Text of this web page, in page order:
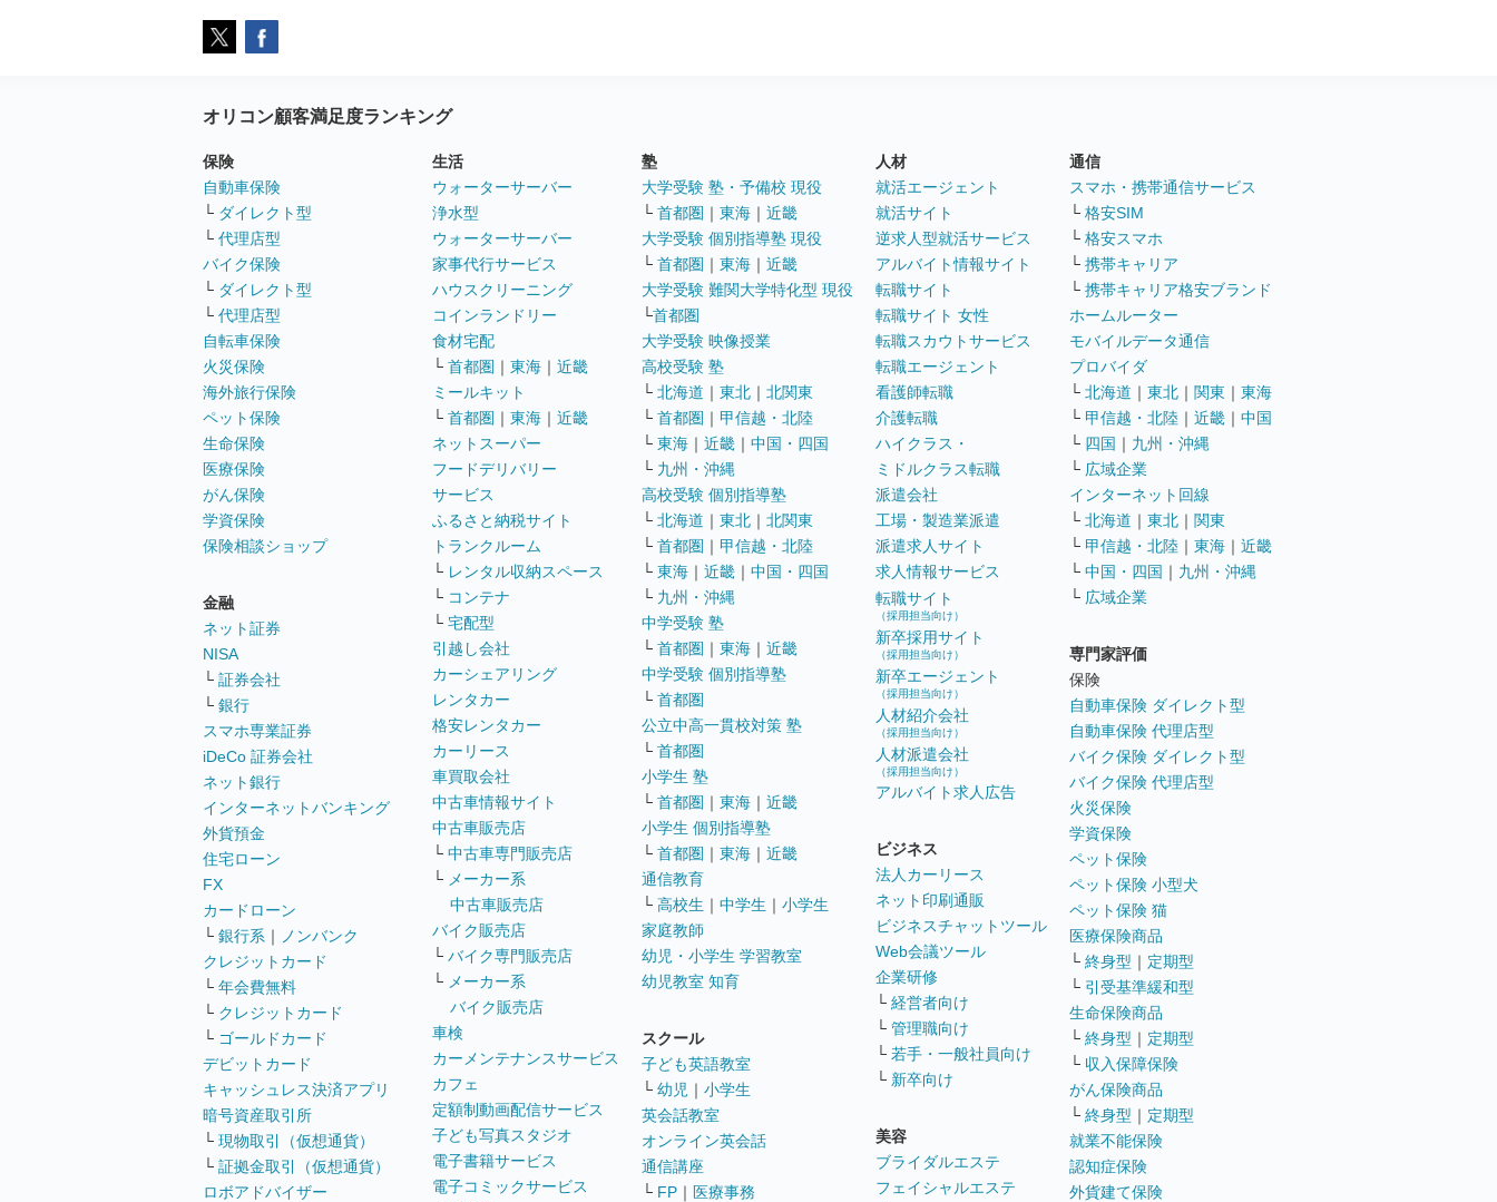
オリコン顧客満足度ランキング
保険
自動車保険
└ ダイレクト型
└ 代理店型
バイク保険
└ ダイレクト型
└ 代理店型
自転車保険
火災保険
海外旅行保険
ペット保険
生命保険
医療保険
がん保険
学資保険
保険相談ショップ
金融
ネット証券
NISA
└ 証券会社
└ 銀行
スマホ専業証券
iDeCo 証券会社
ネット銀行
インターネットバンキング
外貨預金
住宅ローン
FX
カードローン
└ 銀行系 ｜
ノンバンク
クレジットカード
└ 年会費無料
└ クレジットカード
└ ゴールドカード
デビットカード
キャッシュレス決済アプリ
暗号資産取引所
└ 現物取引（仮想通貨）
└ 証拠金取引（仮想通貨）
ロボアドバイザー
生活
ウォーターサーバー
浄水型
ウォーターサーバー
家事代行サービス
ハウスクリーニング
コインランドリー
食材宅配
└ 首都圏 ｜ 東海 ｜ 近畿
ミールキット
└ 首都圏 ｜ 東海 ｜ 近畿
ネットスーパー
フードデリバリー
サービス
ふるさと納税サイト
トランクルーム
└ レンタル収納スペース
└ コンテナ
└ 宅配型
引越し会社
カーシェアリング
レンタカー
格安レンタカー
カーリース
車買取会社
中古車情報サイト
中古車販売店
└ 中古車専門販売店
└ メーカー系
中古車販売店
バイク販売店
└ バイク専門販売店
└ メーカー系
バイク販売店
車検
カーメンテナンスサービス
カフェ
定額制動画配信サービス
子ども写真スタジオ
電子書籍サービス
電子コミックサービス
塾
大学受験 塾・予備校 現役
└ 首都圏 ｜ 東海 ｜ 近畿
大学受験 個別指導塾 現役
└ 首都圏 ｜ 東海 ｜ 近畿
大学受験 難関大学特化型 現役
└首都圏
大学受験 映像授業
高校受験 塾
└ 北海道 ｜ 東北 ｜ 北関東
└ 首都圏 ｜ 甲信越・北陸
└ 東海 ｜ 近畿 ｜ 中国・四国
└ 九州・沖縄
高校受験 個別指導塾
└ 北海道 ｜ 東北 ｜ 北関東
└ 首都圏 ｜ 甲信越・北陸
└ 東海 ｜ 近畿 ｜ 中国・四国
└ 九州・沖縄
中学受験 塾
└ 首都圏 ｜ 東海 ｜ 近畿
中学受験 個別指導塾
└ 首都圏
公立中高一貫校対策 塾
└ 首都圏
小学生 塾
└ 首都圏 ｜ 東海 ｜ 近畿
小学生 個別指導塾
└ 首都圏 ｜ 東海 ｜ 近畿
通信教育
└ 高校生 ｜ 中学生 ｜ 小学生
家庭教師
幼児・小学生 学習教室
幼児教室 知育
スクール
子ども英語教室
└ 幼児 ｜ 小学生
英会話教室
オンライン英会話
通信講座
└ FP ｜ 医療事務
人材
就活エージェント
就活サイト
逆求人型就活サービス
アルバイト情報サイト
転職サイト
転職サイト 女性
転職スカウトサービス
転職エージェント
看護師転職
介護転職
ハイクラス・
ミドルクラス転職
派遣会社
工場・製造業派遣
派遣求人サイト
求人情報サービス
転職サイト
（採用担当向け）
新卒採用サイト
（採用担当向け）
新卒エージェント
（採用担当向け）
人材紹介会社
（採用担当向け）
人材派遣会社
（採用担当向け）
アルバイト求人広告
ビジネス
法人カーリース
ネット印刷通販
ビジネスチャットツール
Web会議ツール
企業研修
└ 経営者向け
└ 管理職向け
└ 若手・一般社員向け
└ 新卒向け
美容
ブライダルエステ
フェイシャルエステ
通信
スマホ・携帯通信サービス
└ 格安SIM
└ 格安スマホ
└ 携帯キャリア
└ 携帯キャリア格安ブランド
ホームルーター
モバイルデータ通信
プロバイダ
└ 北海道 ｜ 東北 ｜ 関東 ｜ 東海
└ 甲信越・北陸 ｜ 近畿 ｜ 中国
└ 四国 ｜ 九州・沖縄
└ 広域企業
インターネット回線
└ 北海道 ｜ 東北 ｜ 関東
└ 甲信越・北陸 ｜ 東海 ｜ 近畿
└ 中国・四国 ｜ 九州・沖縄
└ 広域企業
専門家評価
保険
自動車保険 ダイレクト型
自動車保険 代理店型
バイク保険 ダイレクト型
バイク保険 代理店型
火災保険
学資保険
ペット保険
ペット保険 小型犬
ペット保険 猫
医療保険商品
└ 終身型 ｜ 定期型
└ 引受基準緩和型
生命保険商品
└ 終身型 ｜ 定期型
└ 収入保障保険
がん保険商品
└ 終身型 ｜ 定期型
就業不能保険
認知症保険
外貨建て保険